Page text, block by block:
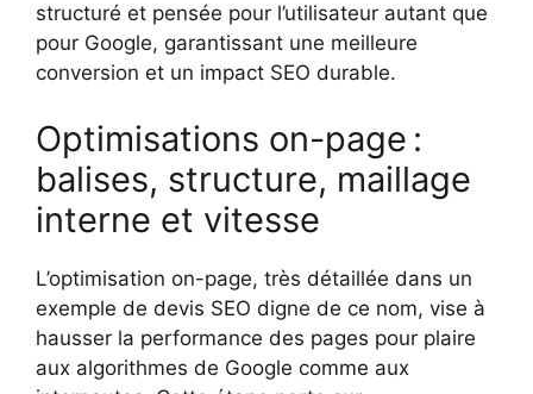
structuré et pensée pour l’utilisateur autant que
pour Google, garantissant une meilleure
conversion et un impact SEO durable.
Optimisations on-page :
balises, structure, maillage
interne et vitesse
L’optimisation on-page, très détaillée dans un
exemple de devis SEO digne de ce nom, vise à
hausser la performance des pages pour plaire
aux algorithmes de Google comme aux